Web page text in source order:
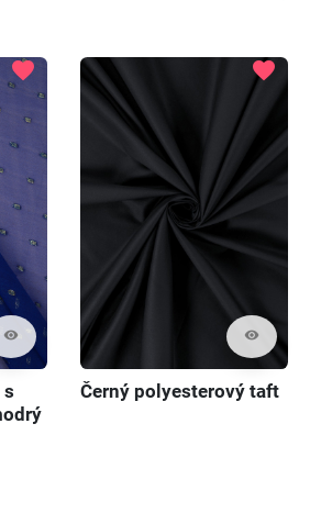
visibility
favorite
s
visibility
favorite
Černý polyesterový taft